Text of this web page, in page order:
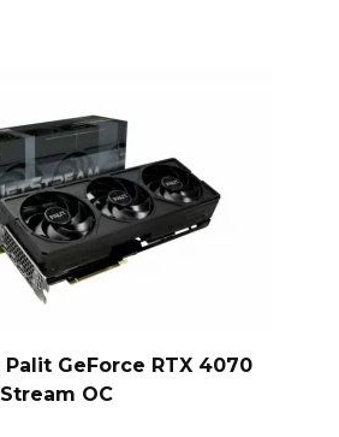
GeForce RTX 4070
OC